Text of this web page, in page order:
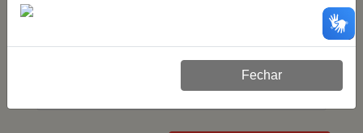
Fechar
para o biênio 2025/2026